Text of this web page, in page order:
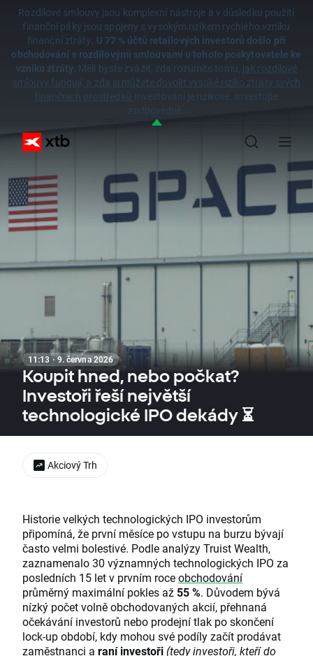
Rozdílové smlouvy jsou komplexní nástroje a v důsledku použití
finanční páky jsou spojeny s vysokým rizikem rychlého vzniku
finanční ztráty. U 77 % účtů retailových investorů došlo při
obchodování s rozdílovými smlouvami u tohoto poskytovatele ke
vzniku ztráty. Měli byste zvážit, zda rozumíte tomu, jak rozdílové
smlouvy fungují, a zda si můžete dovolit vysoké riziko ztráty svých
finančních prostředků. Investování je rizikové. Investujte
zodpovědně.
11:13 · 9. června 2026
Koupit hned, nebo počkat?
Investoři řeší největší
technologické IPO dekády ⏳
Historie velkých technologických IPO investorům
připomíná, že první měsíce po vstupu na burzu bývají
často velmi bolestivé. Podle analýzy Truist Wealth,
zaznamenalo 30 významných technologických IPO za
posledních 15 let v prvním roceobchodování
průměrný maximální pokles až 55 %. Důvodem bývá
nízký počet volně obchodovaných akcií, přehnaná
očekávání investorů nebo prodejní tlak po skončení
lock-up období, kdy mohou své podíly začít prodávat
zaměstnanci a raní investoři (tedy investoři, kteří do
Akciový Trh